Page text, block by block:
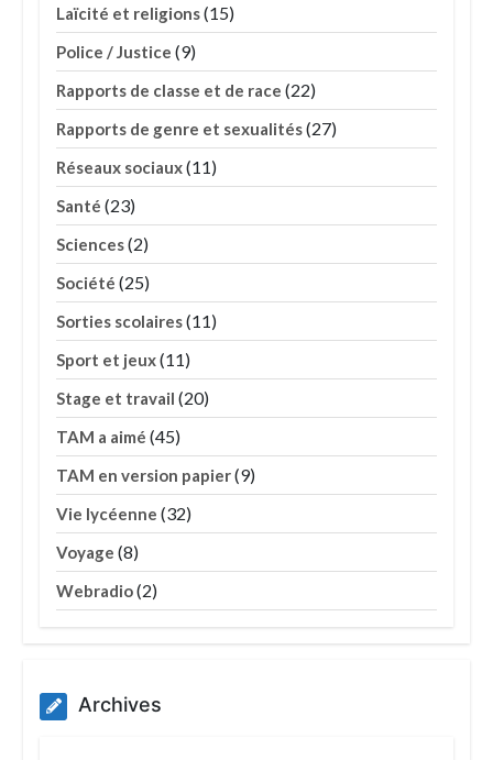
Laïcité et religions(15)
Police / Justice (9)
Rapports de classe et de race (22)
Rapports de genre et sexualités(27)
Réseaux sociaux(11)
Santé (23)
Sciences(2)
Société (25)
Sorties scolaires(11)
Sport et jeux(11)
Stage et travail (20)
TAM a aimé (45)
TAM en version papier(9)
Vie lycéenne (32)
Voyage (8)
Webradio(2)
Archives